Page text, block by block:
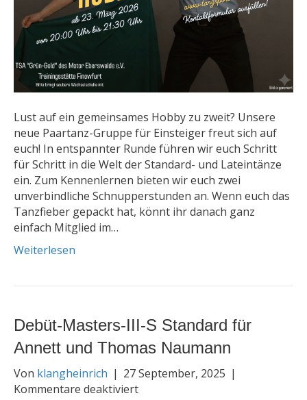
Lust auf ein gemeinsames Hobby zu zweit? Unsere
neue Paartanz-Gruppe für Einsteiger freut sich auf
euch! In entspannter Runde führen wir euch Schritt
für Schritt in die Welt der Standard- und Lateintänze
ein. Zum Kennenlernen bieten wir euch zwei
unverbindliche Schnupperstunden an. Wenn euch das
Tanzfieber gepackt hat, könnt ihr danach ganz
einfach Mitglied im…
Weiterlesen
Debüt-Masters-III-S Standard für
Annett und Thomas Naumann
Von klangheinrich | 27 September, 2025 |
Kommentare deaktiviertfür